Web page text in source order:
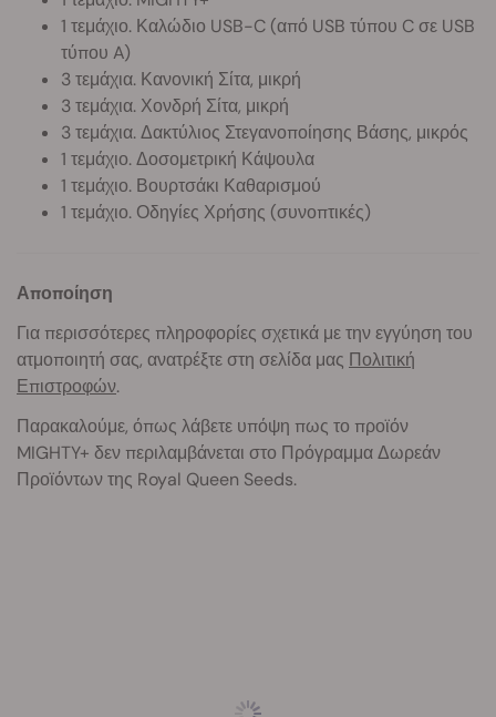
1 τεμάχιο. Καλώδιο USB-C (από USB τύπου C σε USB
τύπου A)
3 τεμάχια. Κανονική Σίτα, μικρή
3 τεμάχια. Χονδρή Σίτα, μικρή
3 τεμάχια. Δακτύλιος Στεγανοποίησης Βάσης, μικρός
1 τεμάχιο. Δοσομετρική Κάψουλα
1 τεμάχιο. Βουρτσάκι Καθαρισμού
1 τεμάχιο. Οδηγίες Χρήσης (συνοπτικές)
Αποποίηση
Για περισσότερες πληροφορίες σχετικά με την εγγύηση του
ατμοποιητή σας, ανατρέξτε στη σελίδα μας Πολιτική
Επιστροφών.
Παρακαλούμε, όπως λάβετε υπόψη πως το προϊόν
MIGHTY+ δεν περιλαμβάνεται στο Πρόγραμμα Δωρεάν
Προϊόντων της Royal Queen Seeds.